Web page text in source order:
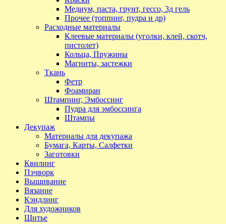
Медиум, паста, грунт, гессо, 3д гель
Прочее (топпинг, пудра и др)
Расходные материалы
Клеевые материалы (уголки, клей, скотч,
пистолет)
Кольца, Пружины
Магниты, застежки
Ткань
Фетр
Фоамиран
Штампинг, Эмбоссинг
Пудра для эмбоссинга
Штампы
Декупаж
Материалы для декупажа
Бумага, Карты, Салфетки
Заготовки
Квилинг
Пэчворк
Вышивание
Вязание
Кэндлинг
Для художников
Шитье